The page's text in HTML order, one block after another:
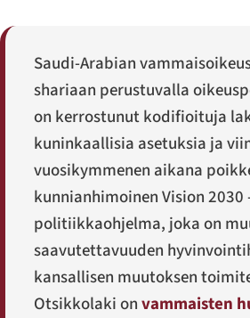
Saudi-Arabian
shariaan perustuvalla
on kerrostunut kodifioituja
kuninkaallisia asetuksia ja
vuosikymmenen aikana
kunnianhimoinen Vision 2030
politiikkaohjelma, joka on
saavutettavuuden
kansallisen muutoksen
Otsikkolaki onvammaisten